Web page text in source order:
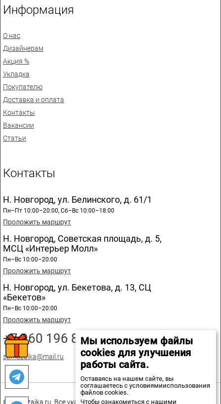
Информация
О нас
Дизайнерам
Акция %
Укладка
Покупателю
Доставка и оплата
Контакты
Вакансии
Статьи
Контакты
Н. Новгород, ул. Белинского, д. 61/1
Пн–Пт 10:00–20:00, Сб–Вс 10:00–18:00
Проложить маршрут
Н. Новгород, Советская площадь, д. 5,
МСЦ «Интерьер Молл»
Пн–Вс 10:00–20:00
Проложить маршрут
Н. Новгород, ул. Бекетова, д. 13, СЦ
«Бекетов»
Пн–Вс 10:00–20:00
Проложить маршрут
+7 960 196 89 20
spmozaika@mail.ru
© spmozaika.ru. Все указанные на сайте цены не являются
Мы используем файлы
cookies для улучшения
работы сайта.
Оставаясь на нашем сайте, вы
соглашаетесь с условиямииспользования
файлов cookies.
Чтобы ознакомиться с нашими